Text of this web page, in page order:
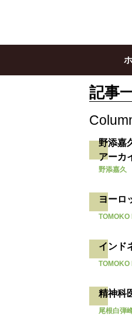
記事
野添嘉
アーカ
野添嘉久
ヨーロ
TOMOKO
インド
TOMOKO
精神科
尾根白弾